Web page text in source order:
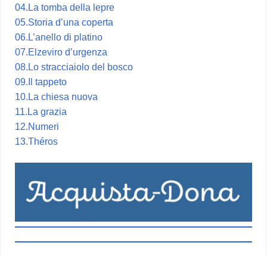
04.La tomba della lepre
05.Storia d’una coperta
06.L’anello di platino
07.Elzeviro d’urgenza
08.Lo stracciaiolo del bosco
09.Il tappeto
10.La chiesa nuova
11.La grazia
12.Numeri
13.Théros